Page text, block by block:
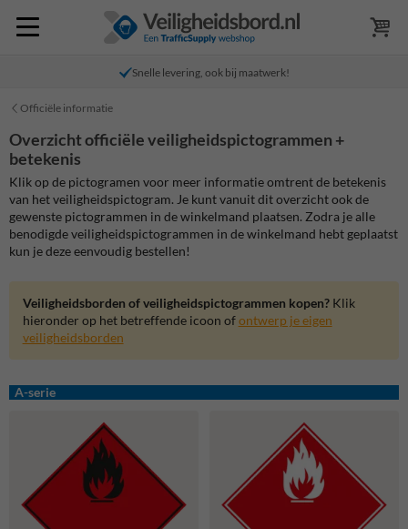
Snelle levering, ook bij maatwerk!
Officiële informatie
Overzicht officiële veiligheidspictogrammen +
betekenis
Klik op de pictogramen voor meer informatie omtrent de betekenis
van het veiligheidspictogram. Je kunt vanuit dit overzicht ook de
gewenste pictogrammen in de winkelmand plaatsen. Zodra je alle
benodigde veiligheidspictogrammen in de winkelmand hebt geplaatst
kun je deze eenvoudig bestellen!
Veiligheidsborden of veiligheidspictogrammen kopen?Klik
hieronder op het betreffende icoon ofontwerp je eigen
veiligheidsborden
A-serie